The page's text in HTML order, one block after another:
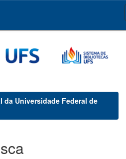
Universidade Federal de